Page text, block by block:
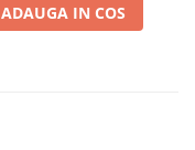
ADAUGA IN COS